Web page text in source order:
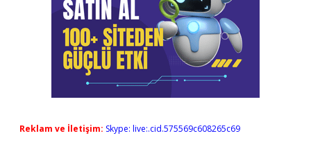
Reklam ve İletişim: Skype: live:.cid.575569c608265c69